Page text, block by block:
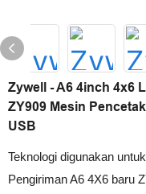
Zywell - A6 4inch 4x6
ZY909 Mesin
USB
Teknologi digunakan
Pengiriman A6 4X6 baru